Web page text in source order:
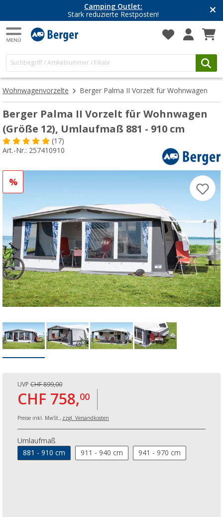
Camping Outlet:
Stark reduzierte Restposten!
Wohnwagenvorzelte Berger Palma II Vorzelt für Wohnwagen
Berger Palma II Vorzelt für Wohnwagen
(Größe 12), Umlaufmaß 881 - 910 cm
(17)
Art.-Nr.: 257410910
%
UVP CHF 899,00
CHF 758,00
Preise inkl. MwSt., zzgl. Versandkosten
Umlaufmaß
881 - 910 cm
911 - 940 cm 941 - 970 cm